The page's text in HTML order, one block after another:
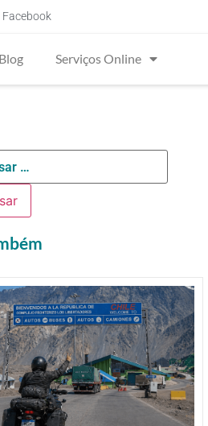
Facebook
Blog Serviços Online